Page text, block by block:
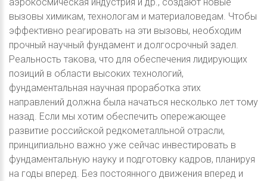
вызовы химикам, технологам и материаловедам. Чтобы
эффективно реагировать на эти вызовы, необходим
прочный научный фундамент и долгосрочный задел.
Реальность такова, что для обеспечения лидирующих
позиций в области высоких технологий,
фундаментальная научная проработка этих
направлений должна была начаться несколько лет тому
назад. Если мы хотим обеспечить опережающее
развитие российской редкометалльной отрасли,
принципиально важно уже сейчас инвестировать в
фундаментальную науку и подготовку кадров, планируя
на годы вперед. Без постоянного движения вперед и